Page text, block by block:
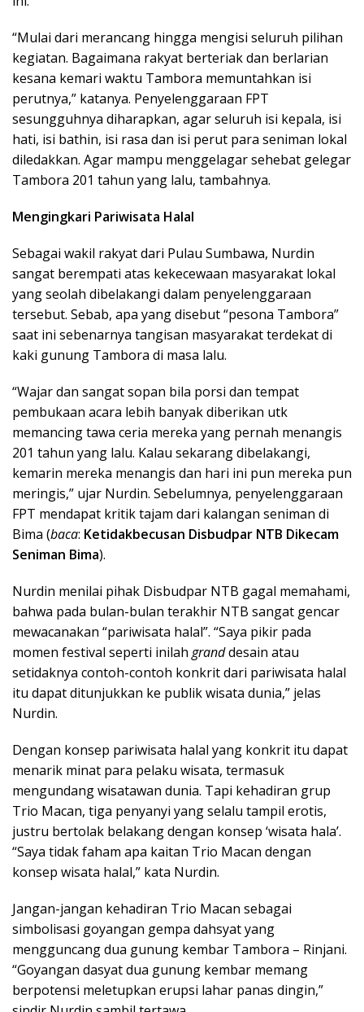
“Mulai dari merancang hingga mengisi seluruh pilihan
kegiatan. Bagaimana rakyat berteriak dan berlarian
kesana kemari waktu Tambora memuntahkan isi
perutnya,” katanya. Penyelenggaraan FPT
sesungguhnya diharapkan, agar seluruh isi kepala, isi
hati, isi bathin, isi rasa dan isi perut para seniman lokal
diledakkan. Agar mampu menggelagar sehebat gelegar
Tambora 201 tahun yang lalu, tambahnya.
Mengingkari Pariwisata Halal
Sebagai wakil rakyat dari Pulau Sumbawa, Nurdin
sangat berempati atas kekecewaan masyarakat lokal
yang seolah dibelakangi dalam penyelenggaraan
tersebut. Sebab, apa yang disebut “pesona Tambora”
saat ini sebenarnya tangisan masyarakat terdekat di
kaki gunung Tambora di masa lalu.
“Wajar dan sangat sopan bila porsi dan tempat
pembukaan acara lebih banyak diberikan utk
memancing tawa ceria mereka yang pernah menangis
201 tahun yang lalu. Kalau sekarang dibelakangi,
kemarin mereka menangis dan hari ini pun mereka pun
meringis,” ujar Nurdin. Sebelumnya, penyelenggaraan
FPT mendapat kritik tajam dari kalangan seniman di
Bima (baca: Ketidakbecusan Disbudpar NTB Dikecam
Seniman Bima).
Nurdin menilai pihak Disbudpar NTB gagal memahami,
bahwa pada bulan-bulan terakhir NTB sangat gencar
mewacanakan “pariwisata halal”. “Saya pikir pada
momen festival seperti inilah granddesain atau
setidaknya contoh-contoh konkrit dari pariwisata halal
itu dapat ditunjukkan ke publik wisata dunia,” jelas
Nurdin.
Dengan konsep pariwisata halal yang konkrit itu dapat
menarik minat para pelaku wisata, termasuk
mengundang wisatawan dunia. Tapi kehadiran grup
Trio Macan, tiga penyanyi yang selalu tampil erotis,
justru bertolak belakang dengan konsep ‘wisata hala’.
“Saya tidak faham apa kaitan Trio Macan dengan
konsep wisata halal,” kata Nurdin.
Jangan-jangan kehadiran Trio Macan sebagai
simbolisasi goyangan gempa dahsyat yang
mengguncang dua gunung kembar Tambora – Rinjani.
“Goyangan dasyat dua gunung kembar memang
berpotensi meletupkan erupsi lahar panas dingin,”